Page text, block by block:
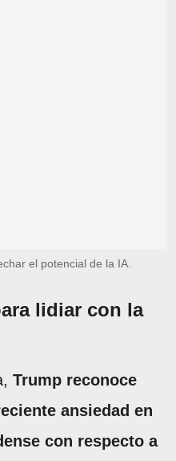
el potencial de la IA.
lidiar con la
Trump reconoce
ansiedad en
con respecto a